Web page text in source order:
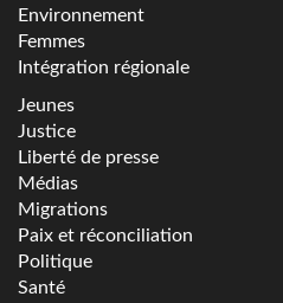
Environnement
Femmes
Intégration régionale
Jeunes
Justice
Liberté de presse
Médias
Migrations
Paix et réconciliation
Politique
Santé